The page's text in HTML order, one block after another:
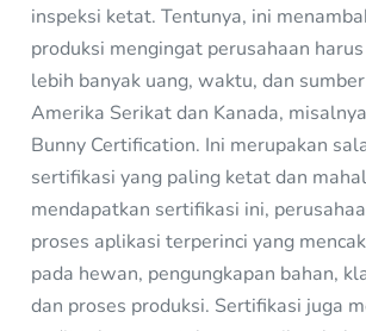
inspeksi ketat. Tentunya, ini
produksi mengingat perusahaan
lebih banyak uang, waktu, dan
Amerika Serikat dan Kanada,
Bunny Certification. Ini merupakan
sertifikasi yang paling ketat dan
mendapatkan sertifikasi ini,
proses aplikasi terperinci yang
pada hewan, pengungkapan bahan,
dan proses produksi. Sertifikasi juga